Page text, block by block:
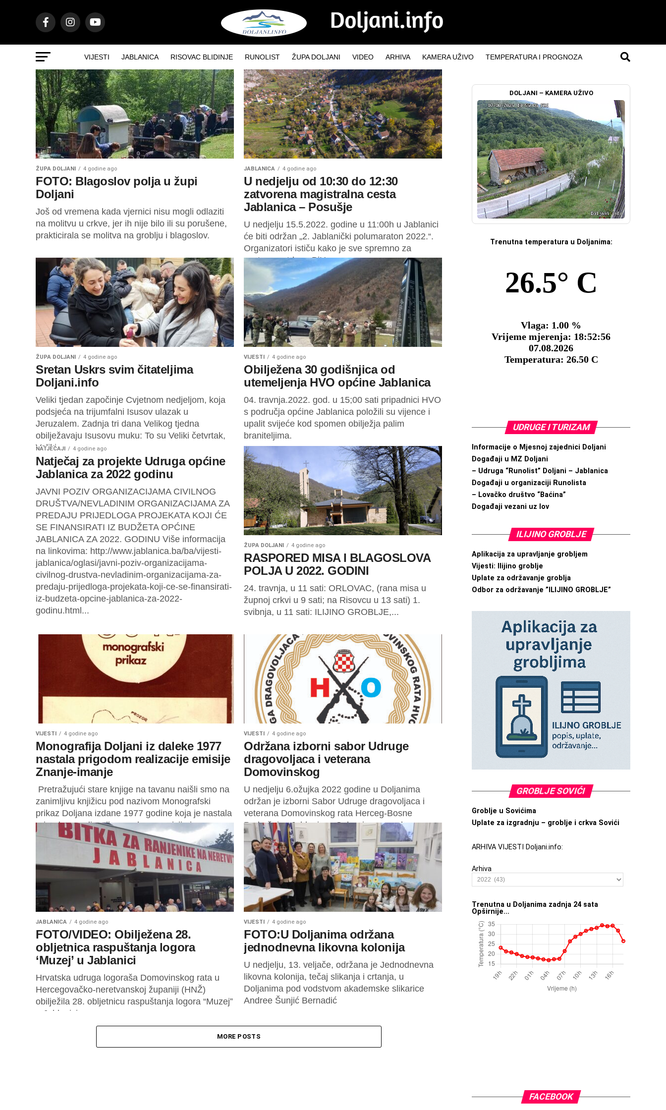
VIJESTI JABLANICA RISOVAC BLIDINJE RUNOLIST ŽUPA DOLJANI VIDEO ARHIVA KAMERA UŽIVO TEMPERATURA I PROGNOZA
ŽUPA DOLJANI 4 godine ago
FOTO: Blagoslov polja u župi
Doljani
Još od vremena kada vjernici nisu mogli odlaziti
na molitvu u crkve, jer ih nije bilo ili su porušene,
prakticirala se molitva na groblju i blagoslov.
JABLANICA 4 godine ago
U nedjelju od 10:30 do 12:30
zatvorena magistralna cesta
Jablanica – Posušje
U nedjelju 15.5.2022. godine u 11:00h u Jablanici
će biti održan „2. Jablanički polumaraton 2022.“.
Organizatori ističu kako je sve spremno za
cestovnu utrku u BiH....
ŽUPA DOLJANI 4 godine ago
Sretan Uskrs svim čitateljima
Doljani.info
Veliki tjedan započinje Cvjetnom nedjeljom, koja
podsjeća na trijumfalni Isusov ulazak u
Jeruzalem. Zadnja tri dana Velikog tjedna
obilježavaju Isusovu muku: To su Veliki četvrtak,
Veliki...
VIJESTI 4 godine ago
Obilježena 30 godišnjica od
utemeljenja HVO općine Jablanica
04. travnja.2022. god. u 15;00 sati pripadnici HVO
s područja općine Jablanica položili su vijence i
upalit svijeće kod spomen obilježja palim
braniteljima.
NATJEČAJI 4 godine ago
Natječaj za projekte Udruga općine
Jablanica za 2022 godinu
JAVNI POZIV ORGANIZACIJAMA CIVILNOG
DRUŠTVA/NEVLADINIM ORGANIZACIJAMA ZA
PREDAJU PRIJEDLOGA PROJEKATA KOJI ĆE
SE FINANSIRATI IZ BUDŽETA OPĆINE
JABLANICA ZA 2022. GODINU Više informacija
na linkovima: http://www.jablanica.ba/ba/vijesti-
jablanica/oglasi/javni-poziv-organizacijama-
civilnog-drustva-nevladinim-organizacijama-za-
predaju-prijedloga-projekata-koji-ce-se-finansirati-
iz-budzeta-opcine-jablanica-za-2022-
godinu.html...
ŽUPA DOLJANI 4 godine ago
RASPORED MISA I BLAGOSLOVA
POLJA U 2022. GODINI
24. travnja, u 11 sati: ORLOVAC, (rana misa u
župnoj crkvi u 9 sati; na Risovcu u 13 sati) 1.
svibnja, u 11 sati: ILIJINO GROBLJE,...
VIJESTI 4 godine ago
Monografija Doljani iz daleke 1977
nastala prigodom realizacije emisije
Znanje-imanje
Pretražujući stare knjige na tavanu naišli smo na
zanimljivu knjižicu pod nazivom Monografski
prikaz Doljana izdane 1977 godine koja je nastala
prigodom realizacije popularne emisije iz...
VIJESTI 4 godine ago
Održana izborni sabor Udruge
dragovoljaca i veterana
Domovinskog
U nedjelju 6.ožujka 2022 godine u Doljanima
održan je izborni Sabor Udruge dragovoljaca i
veterana Domovinskog rata Herceg-Bosne
Podružnica Jablanica. Sabor je uz pozdrave
nazočnima, otvorio...
JABLANICA 4 godine ago
FOTO/VIDEO: Obilježena 28.
obljetnica raspuštanja logora
‘Muzej’ u Jablanici
Hrvatska udruga logoraša Domovinskog rata u
Hercegovačko-neretvanskoj županiji (HNŽ)
obilježila 28. obljetnicu raspuštanja logora “Muzej”
u Jablanici.
VIJESTI 4 godine ago
FOTO:U Doljanima održana
jednodnevna likovna kolonija
U nedjelju, 13. veljače, održana je Jednodnevna
likovna kolonija, tečaj slikanja i crtanja, u
Doljanima pod vodstvom akademske slikarice
Andree Šunjić Bernadić
MORE POSTS
DOLJANI – KAMERA UŽIVO
Trenutna temperatura u Doljanima:
UDRUGE I TURIZAM
Informacije o Mjesnoj zajednici Doljani
Događaji u MZ Doljani
– Udruga “Runolist” Doljani – Jablanica
Događaji u organizaciji Runolista
– Lovačko društvo “Baćina”
Događaji vezani uz lov
ILIJINO GROBLJE
Aplikacija za upravljanje grobljem
Vijesti: Ilijino groblje
Uplate za održavanje groblja
Odbor za održavanje ”ILIJINO GROBLJE”
GROBLJE SOVIĆI
Groblje u Sovićima
Uplate za izgradnju – groblje i crkva Sovići
ARHIVA VIJESTI Doljani.info:
Arhiva
Trenutna u Doljanima zadnja 24 sata
Opširnije...
FACEBOOK